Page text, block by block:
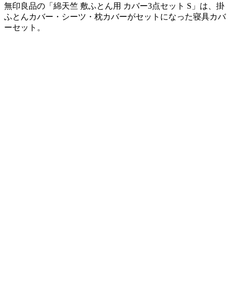
無印良品の「綿天竺 敷ふとん用 カバー3点セット S」は、掛
ふとんカバー・シーツ・枕カバーがセットになった寝具カバ
ーセット。